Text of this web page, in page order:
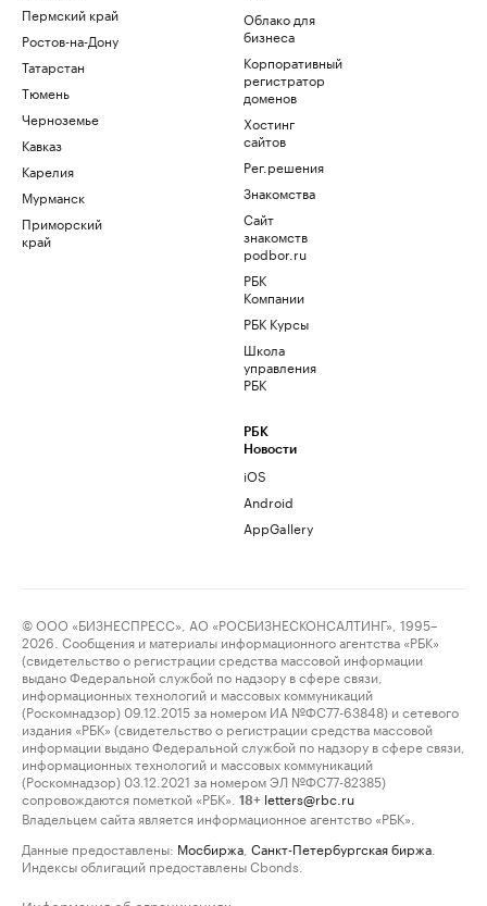
Пермский край
Ростов-на-Дону
Татарстан
Тюмень
Черноземье
Кавказ
Карелия
Мурманск
Приморский
край
Облако для
бизнеса
Корпоративный
регистратор
доменов
Хостинг
сайтов
Рег.решения
Знакомства
Сайт
знакомств
podbor.ru
РБК
Компании
РБК Курсы
Школа
управления
РБК
РБК
Новости
iOS
Android
AppGallery
© ООО «БИЗНЕСПРЕСС», АО «РОСБИЗНЕСКОНСАЛТИНГ», 1995–
2026. Сообщения и материалы информационного агентства «РБК»
(свидетельство о регистрации средства массовой информации
выдано Федеральной службой по надзору в сфере связи,
информационных технологий и массовых коммуникаций
(Роскомнадзор) 09.12.2015 за номером ИА №ФС77-63848) и сетевого
издания «РБК» (свидетельство о регистрации средства массовой
информации выдано Федеральной службой по надзору в сфере связи,
информационных технологий и массовых коммуникаций
(Роскомнадзор) 03.12.2021 за номером ЭЛ №ФС77-82385)
сопровождаются пометкой «РБК».
18+ letters@rbc.ru
Владельцем сайта является информационное агентство «РБК».
Данные предоставлены: Мосбиржа Санкт-Петербургская биржа
Индексы облигаций предоставлены Cbonds.